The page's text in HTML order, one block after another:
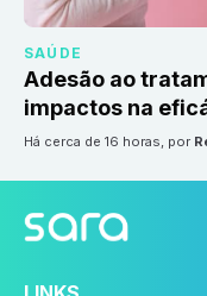
SAÚDE
Adesão ao
impactos na
há cerca de 16 horas, por